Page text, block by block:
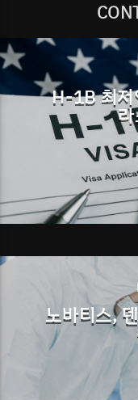
H-1B 최저
노바티스,